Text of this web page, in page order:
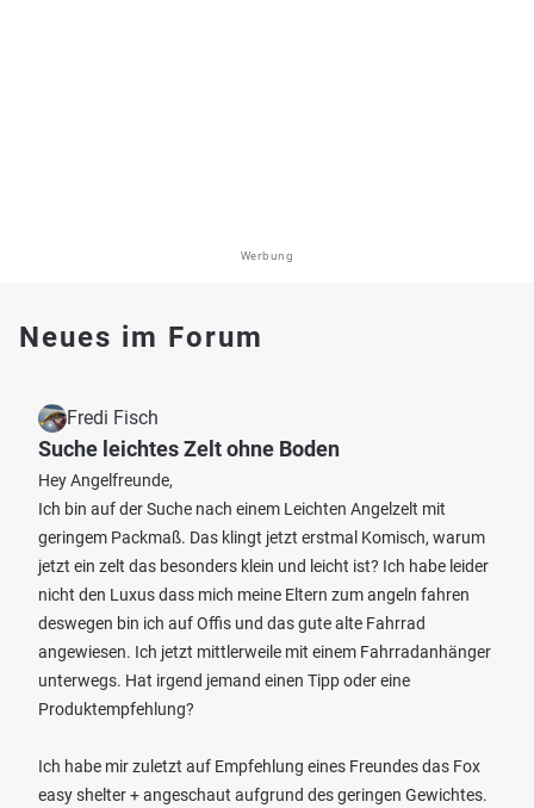
Werbung
Neues im Forum
Fredi Fisch
Suche leichtes Zelt ohne Boden
Hey Angelfreunde,
Ich bin auf der Suche nach einem Leichten Angelzelt mit
geringem Packmaß. Das klingt jetzt erstmal Komisch, warum
jetzt ein zelt das besonders klein und leicht ist? Ich habe leider
nicht den Luxus dass mich meine Eltern zum angeln fahren
deswegen bin ich auf Offis und das gute alte Fahrrad
angewiesen. Ich jetzt mittlerweile mit einem Fahrradanhänger
unterwegs. Hat irgend jemand einen Tipp oder eine
Produktempfehlung?
Ich habe mir zuletzt auf Empfehlung eines Freundes das Fox
easy shelter + angeschaut aufgrund des geringen Gewichtes.